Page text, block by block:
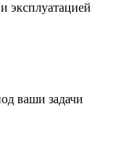
эксплуатацией
ваши задачи